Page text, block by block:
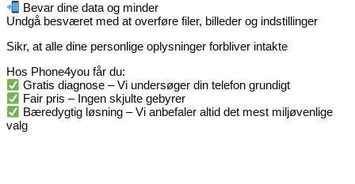
Bevar dine data og minder
Undgå besværet med at overføre filer, billeder og indstillinger
Sikr, at alle dine personlige oplysninger forbliver intakte
Hos Phone4you får du:
Gratis diagnose – Vi undersøger din telefon grundigt
Fair pris – Ingen skjulte gebyrer
Bæredygtig løsning – Vi anbefaler altid det mest miljøvenlige
valg